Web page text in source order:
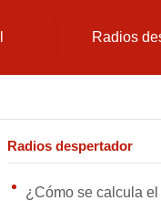
Radios
Radios despertador
¿Cómo se calcula